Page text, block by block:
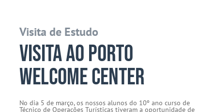
Visita de Estudo
Visita ao Porto
Welcome Center
No dia 5 de março, os nossos alunos do 10º ano curso de
Técnico de Operações Turísticas tiveram a oportunidade de